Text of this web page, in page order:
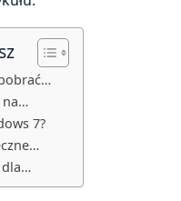
na…
7?
dla…